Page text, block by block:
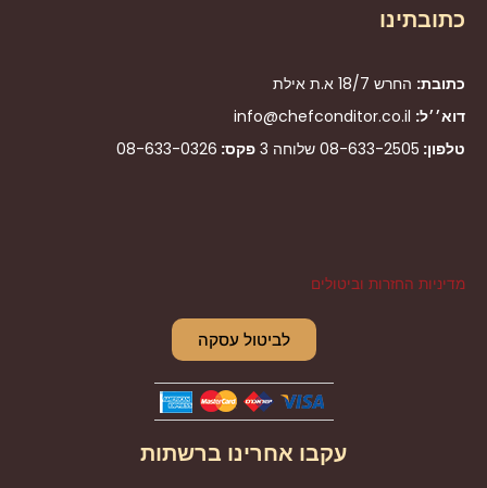
כתובתינו
כתובת: החרש 18/7 א.ת אילת
דוא׳׳ל: info@chefconditor.co.il
טלפון: 08-633-2505 שלוחה 3 פקס: 08-633-0326
מדיניות החזרות וביטולים
לביטול עסקה
עקבו אחרינו ברשתות